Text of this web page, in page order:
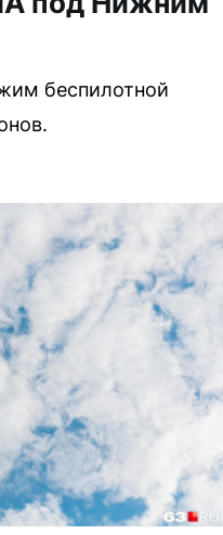
беспилотной